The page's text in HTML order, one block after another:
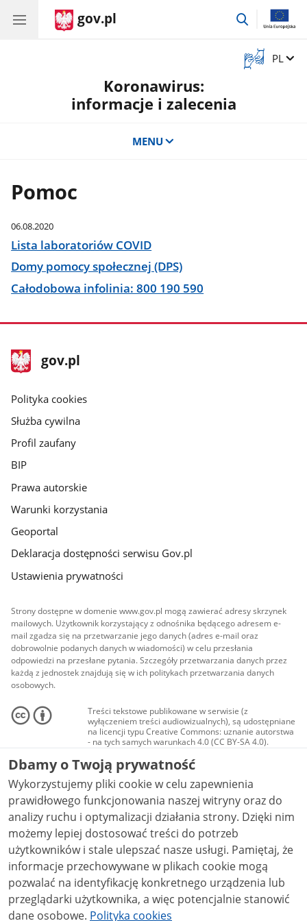
gov.pl
przejdź
Otwórz
okno
Zmień
PL
Koronawirus:
informacje i zalecenia
MENU
Pomoc
06.08.2020
Lista laboratoriów COVID
Domy pomocy społecznej (DPS)
Całodobowa infolinia: 800 190 590
stopka
gov.pl
Strona
gov.pl
gov.pl
Polityka cookies
Służba cywilna
Profil zaufany
BIP
Prawa autorskie
Warunki korzystania
Geoportal
Deklaracja dostępności serwisu Gov.pl
Ustawienia prywatności
Strony dostępne w domenie www.gov.pl mogą zawierać adresy skrzynek
mailowych. Użytkownik korzystający z odnośnika będącego adresem e-
mail zgadza się na przetwarzanie jego danych (adres e-mail oraz
dobrowolnie podanych danych w wiadomości) w celu przesłania
odpowiedzi na przesłane pytania. Szczegóły przetwarzania danych przez
każdą z jednostek znajdują się w ich politykach przetwarzania danych
osobowych.
Treści tekstowe publikowane w serwisie (z
wyłączeniem treści audiowizualnych), są udostępniane
na licencji typu Creative Commons: uznanie autorstwa
- na tych samych warunkach 4.0 (CC BY-SA 4.0).
Materiały audiowizualne, w tym zdjęcia, materiały
audio i wideo, są udostępniane na licencji typu
Creative Commons: uznanie autorstwa użycie
niekomercyjne - bez utworów zależnych 4.0 (CC BY-
NC-ND 4.0), o ile nie jest to stwierdzone inaczej.
Dbamy o Twoją prywatność
Wykorzystujemy pliki cookie w celu zapewnienia
prawidłowego funkcjonowania naszej witryny oraz do
analizy ruchu i optymalizacji działania strony. Dzięki nim
możemy lepiej dostosować treści do potrzeb
użytkowników i stale ulepszać nasze usługi. Pamiętaj, że
informacje przechowywane w plikach cookie mogą
pozwalać na identyfikację konkretnego urządzenia lub
przeglądarki użytkownika, a więc potencjalnie stanowić
dane osobowe. Polityka cookies